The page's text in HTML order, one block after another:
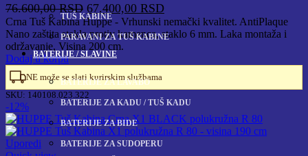
TUŠ KABINE
PARAVANI ZA TUŠ KABINE
BATERIJE / SLAVINE
BATERIJE ZA LAVABO
BATERIJE ZA KADU / TUŠ KADU
BATERIJE ZA BIDE
BATERIJE ZA SUDOPERU
76.600,00RSD Originalna
cena
je
bila:
76.600,00 RSD.
67.400,00 RSDTrenutna
cena
je:
Crna Tuš Kabina Huppe - Vrhunski nemački kvalitet. AntiPlaque
Nano zaštita stakla protiv kamenca, staklo 6 mm. Laka montaža i
održavanje, Visina 200 cm.
Dodaj u korpu
NE može se slati kurirskim službama
SKU: 140108.023.322
-12%
Uporedi